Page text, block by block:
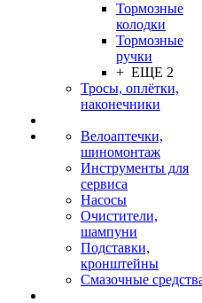
Тормозные
колодки
Тормозные
ручки
+ ЕЩЕ 2
Тросы, оплётки,
наконечники
Велоаптечки,
шиномонтаж
Инструменты для
сервиса
Насосы
Очистители,
шампуни
Подставки,
кронштейны
Смазочные